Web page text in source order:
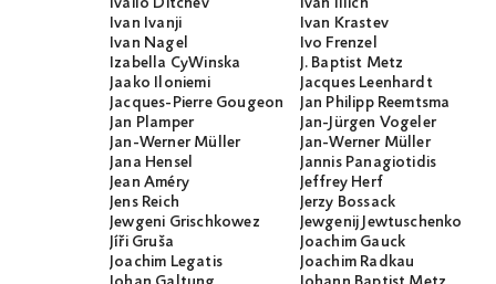
Ivan Ivanji
Ivan Krastev
Ivan Nagel
Ivo Frenzel
Izabella CyWinska
J. Baptist Metz
Jaako Iloniemi
Jacques Leenhardt
Jacques-Pierre Gougeon
Jan Philipp Reemtsma
Jan Plamper
Jan-Jürgen Vogeler
Jan-Werner Müller
Jan-Werner Müller
Jana Hensel
Jannis Panagiotidis
Jean Améry
Jeffrey Herf
Jens Reich
Jerzy Bossack
Jewgeni Grischkowez
Jewgenij Jewtuschenko
Jíři Gruša
Joachim Gauck
Joachim Legatis
Joachim Radkau